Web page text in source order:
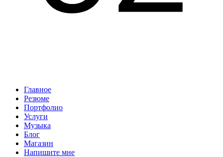
Главное
Резюме
Портфолио
Услуги
Музыка
Блог
Магазин
Напишите мне